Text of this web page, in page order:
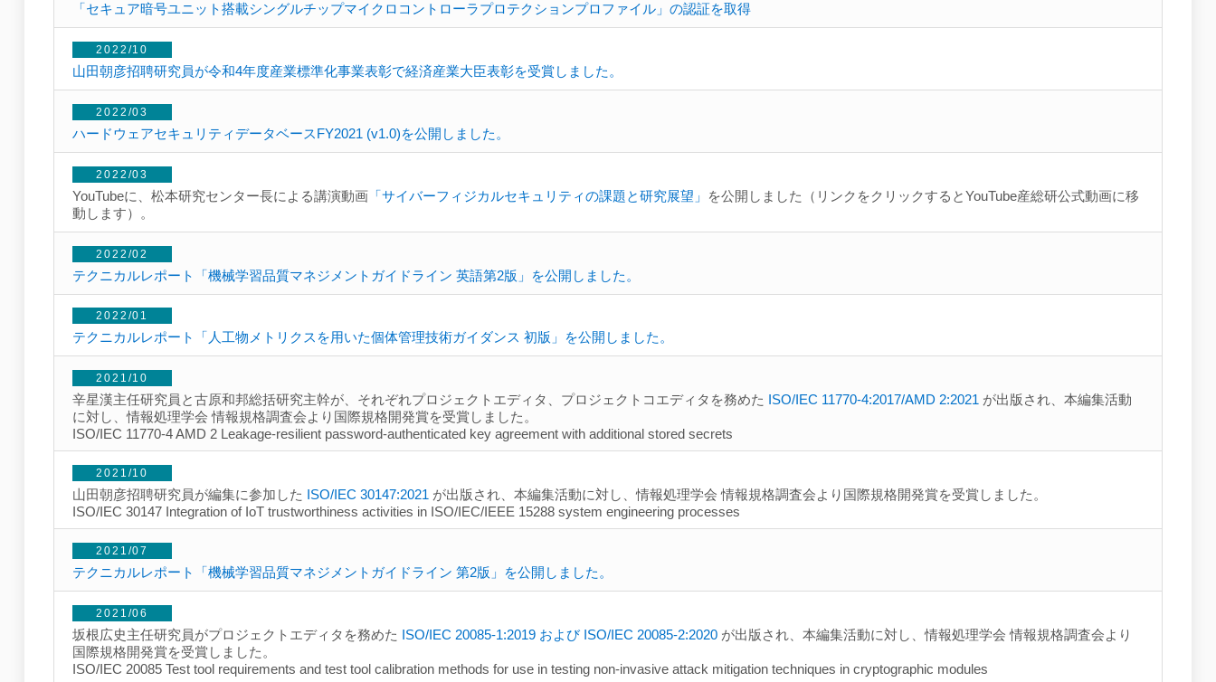
「セキュア暗号ユニット搭載シングルチップマイクロコントローラプロテクションプロファイル」の認証を取得
2022/10
山田朝彦招聘研究員が令和4年度産業標準化事業表彰で経済産業大臣表彰を受賞しました。
2022/03
ハードウェアセキュリティデータベースFY2021 (v1.0)を公開しました。
2022/03
YouTubeに、松本研究センター長による講演動画 「サイバーフィジカルセキュリティの課題と研究展望」
を公開しました（リンクをクリックするとYouTube産総研公式動画に移
動します）。
2022/02
テクニカルレポート「機械学習品質マネジメントガイドライン 英語第2版」を公開しました。
2022/01
テクニカルレポート「人工物メトリクスを用いた個体管理技術ガイダンス 初版」を公開しました。
2021/10
辛星漢主任研究員と古原和邦総括研究主幹が、それぞれプロジェクトエディタ、プロジェクトコエディタを務めた ISO/IEC 11770-4:2017/AMD 2:2021 が出版され、本編集活動
に対し、情報処理学会 情報規格調査会より国際規格開発賞を受賞しました。
ISO/IEC 11770-4 AMD 2 Leakage-resilient password-authenticated key agreement with additional stored secrets
2021/10
山田朝彦招聘研究員が編集に参加した ISO/IEC 30147:2021 が出版され、本編集活動に対し、情報処理学会 情報規格調査会より国際規格開発賞を受賞しました。
ISO/IEC 30147 Integration of IoT trustworthiness activities in ISO/IEC/IEEE 15288 system engineering processes
2021/07
テクニカルレポート「機械学習品質マネジメントガイドライン 第2版」を公開しました。
2021/06
坂根広史主任研究員がプロジェクトエディタを務めた ISO/IEC 20085-1:2019 および ISO/IEC 20085-2:2020 が出版され、本編集活動に対し、情報処理学会 情報規格調査会より
国際規格開発賞を受賞しました。
ISO/IEC 20085 Test tool requirements and test tool calibration methods for use in testing non-invasive attack mitigation techniques in cryptographic modules